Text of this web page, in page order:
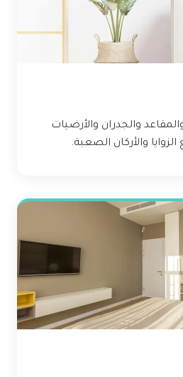
والجدران والأرضيات
والأركان الصعبة.